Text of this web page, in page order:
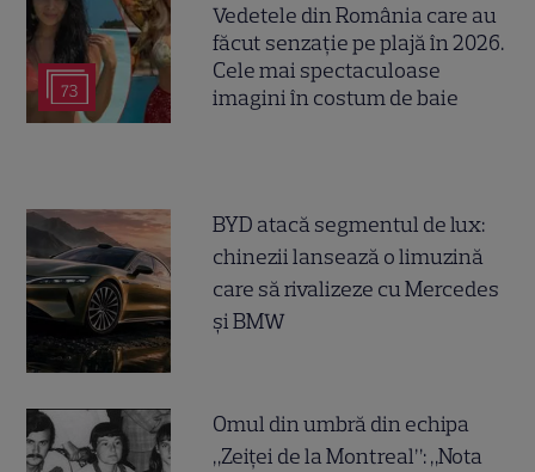
73
Vedetele din România care au
făcut senzație pe plajă în 2026.
Cele mai spectaculoase
imagini în costum de baie
BYD atacă segmentul de lux:
chinezii lansează o limuzină
care să rivalizeze cu Mercedes
și BMW
Omul din umbră din echipa
„Zeiței de la Montreal”: „Nota